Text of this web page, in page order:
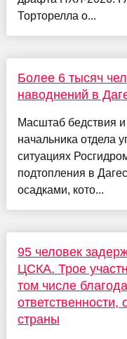
Торторелла о...
Более 6 тысяч
наводнений в
Масштаб бедствия
начальника отдела
ситуациях
подтопления в
осадками, кото...
95 человек
ЦСКА. Трое
том числе
ответственности,
страны